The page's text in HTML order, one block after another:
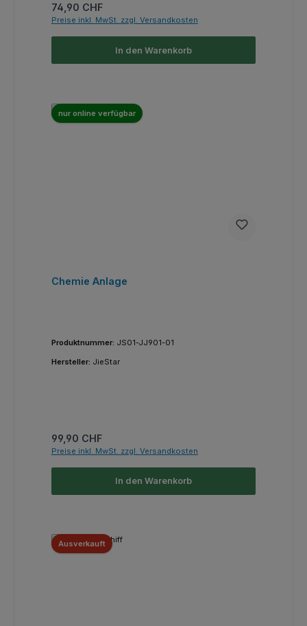
Regulärer Preis:
74,90 CHF
Preise inkl. MwSt. zzgl. Versandkosten
In den Warenkorb
nur online verfügbar
Chemie Anlage
Produktnummer: JS01-JJ901-01
Hersteller: JieStar
Regulärer Preis:
99,90 CHF
Preise inkl. MwSt. zzgl. Versandkosten
In den Warenkorb
Ausverkauft